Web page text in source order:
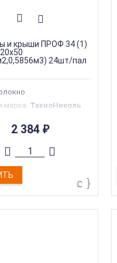
и крыши ПРОФ 34 (1)
24шт/пал
марка: ТехноНиколь
:Фасад
Стекловолокно
2 384 ₽